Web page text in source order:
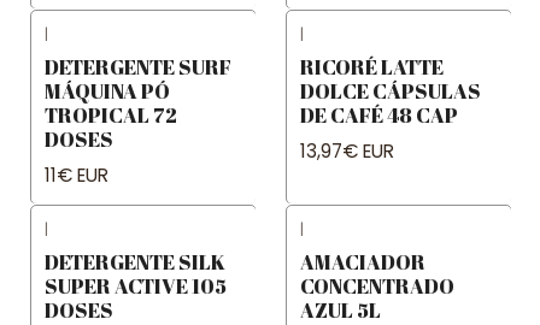
|
DETERGENTE SURF
MÁQUINA PÓ
TROPICAL 72
DOSES
11€ EUR
|
RICORÉ LATTE
DOLCE CÁPSULAS
DE CAFÉ 48 CAP
13,97€ EUR
|
DETERGENTE SILK
SUPER ACTIVE 105
DOSES
|
AMACIADOR
CONCENTRADO
AZUL 5L